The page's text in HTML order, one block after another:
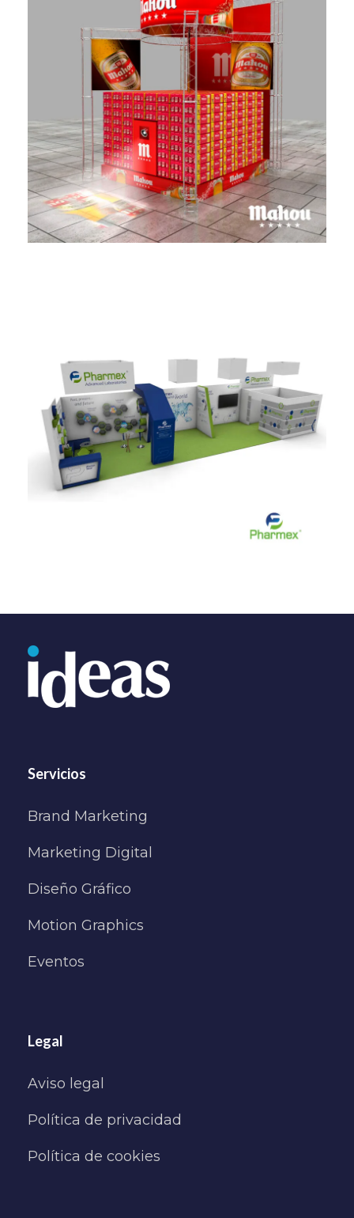
Servicios
Brand Marketing
Marketing Digital
Diseño Gráfico
Motion Graphics
Eventos
Legal
Aviso legal
Política de privacidad
Política de cookies